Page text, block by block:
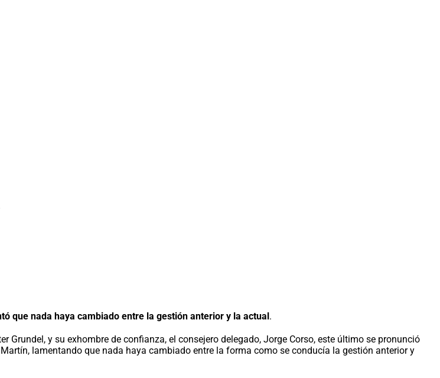
que nada haya cambiado entre la gestión anterior y la actual.
Grundel, y su exhombre de confianza, el consejero delegado, Jorge Corso, este último se pronunció
lamentando que nada haya cambiado entre la forma como se conducía la gestión anterior y